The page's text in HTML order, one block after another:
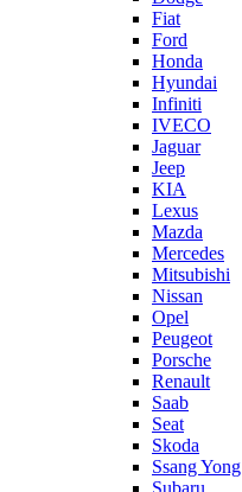
Fiat
Ford
Honda
Hyundai
Infiniti
IVECO
Jaguar
Jeep
KIA
Lexus
Mazda
Mercedes
Mitsubishi
Nissan
Opel
Peugeot
Porsche
Renault
Saab
Seat
Skoda
Ssang Yong
Subaru